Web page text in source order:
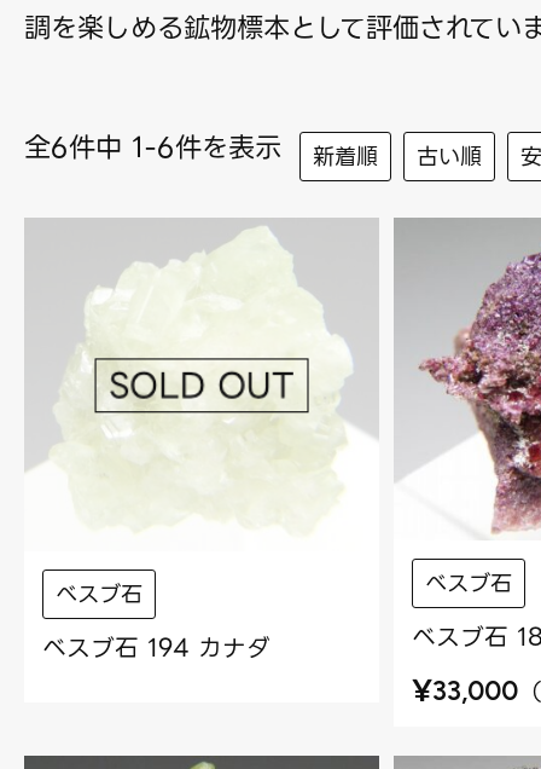
調を楽しめる鉱物標本として評価されてい
全6件中 1-6件を表示 新着順 古い順
べスブ石
ベスブ石 194 カナダ
べスブ石
ベスブ石
¥33,000 （